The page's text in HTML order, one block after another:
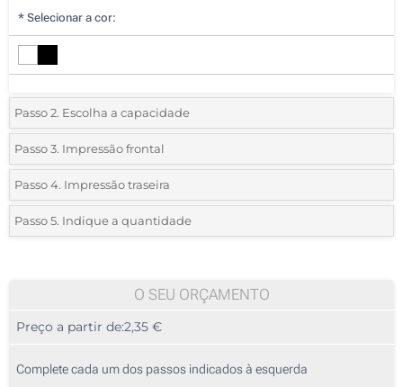
* Selecionar a cor:
Passo 2. Escolha a capacidade
1 GB
2 GB
4 GB
64 GB
Passo 3. Impressão frontal
*Selecione a técnica de personalização e o número de cores do seu
logotipo:
Serigrafia a 1 Cor
Serigrafia a 3 Cores
Serigrafia a 4 Cores
Passo 4. Impressão traseira
*Selecione a técnica de personalização e o número de cores do seu
logotipo:
Passo 5. Indique a quantidade
200
500
O SEU ORÇAMENTO
Preço a partir de:2,35 €
Complete cada um dos passos indicados à esquerda